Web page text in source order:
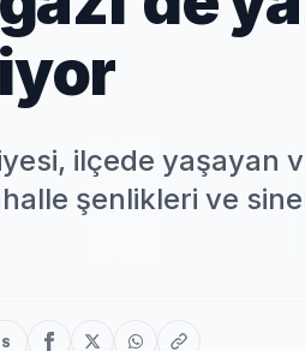
ilçede yaşayan
şenlikleri ve